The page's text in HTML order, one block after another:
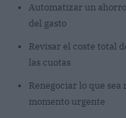
Automatizar un
del gasto
Revisar el coste total
las cuotas
Renegociar lo que
momento urgente